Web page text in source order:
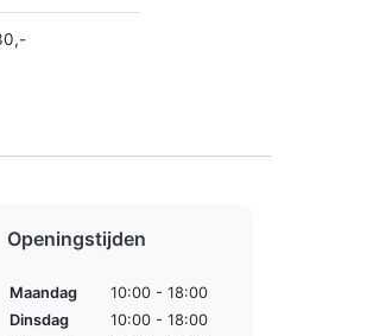
Openingstijden
Maandag
10:00 - 18:00
Dinsdag
10:00 - 18:00